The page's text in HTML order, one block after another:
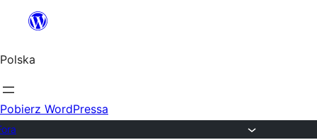
Przejdź
treści
Polska
Pobierz WordPressa